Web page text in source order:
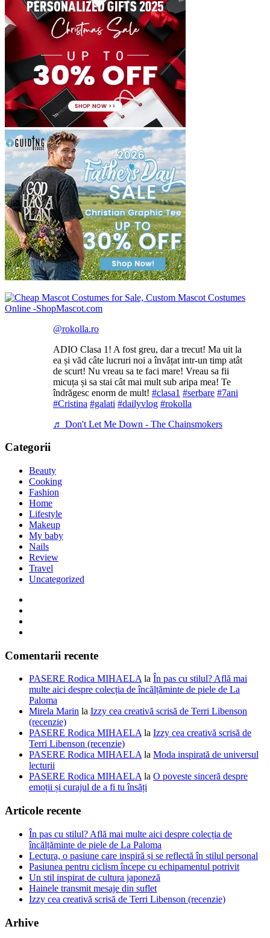
@rokolla.ro
ADIO Clasa 1! A fost greu, dar a trecut! Ma uit la
ea și văd câte lucruri noi a învățat intr-un timp atât
de scurt! Nu vreau sa te faci mare! Vreau sa fii
micuța și sa stai cât mai mult sub aripa mea! Te
îndrăgesc enorm de mult! #clasa1 #serbare #7ani
#Cristina #galati #dailyvlog #rokolla
♬ Don't Let Me Down - The Chainsmokers
Categorii
Beauty
Cooking
Fashion
Home
Lifestyle
Makeup
My baby
Nails
Review
Travel
Uncategorized
Comentarii recente
PASERE Rodica MIHAELAla În pas cu stilul? Află mai
multe aici despre colecția de încălțăminte de piele de La
Paloma
Mirela Marin la Izzy cea creativă scrisă de Terri Libenson
(recenzie)
PASERE Rodica MIHAELAla Izzy cea creativă scrisă de
Terri Libenson (recenzie)
PASERE Rodica MIHAELAla Moda inspirată de universul
lecturii
PASERE Rodica MIHAELAla O poveste sinceră despre
emoții și curajul de a fi tu însăți
Articole recente
În pas cu stilul? Află mai multe aici despre colecția de
încălțăminte de piele de La Paloma
Lectura, o pasiune care inspiră și se reflectă în stilul personal
Pasiunea pentru ciclism începe cu echipamentul potrivit
Un stil inspirat de cultura japoneză
Hainele transmit mesaje din suflet
Izzy cea creativă scrisă de Terri Libenson (recenzie)
Arhive